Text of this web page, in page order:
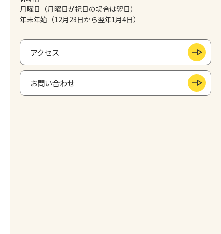
月曜日（月曜日が祝日の場合は翌日）
年末年始（12月28日から翌年1月4日）
アクセス
お問い合わせ